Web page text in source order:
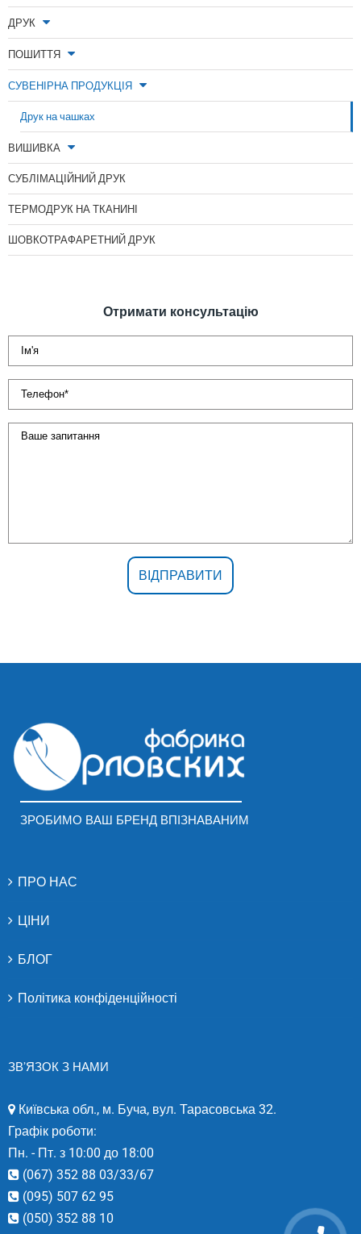
ДРУК
ПОШИТТЯ
СУВЕНІРНА ПРОДУКЦІЯ
Друк на чашках
ВИШИВКА
СУБЛІМАЦІЙНИЙ ДРУК
ТЕРМОДРУК НА ТКАНИНІ
ШОВКОТРАФАРЕТНИЙ ДРУК
Отримати консультацію
ЗРОБИМО ВАШ БРЕНД ВПІЗНАВАНИМ
ПРО НАС
ЦІНИ
БЛОГ
Політика конфіденційності
ЗВ’ЯЗОК З НАМИ
Київська обл., м. Буча, вул. Тарасовська 32.
Графік роботи:
Пн. - Пт. з 10:00 до 18:00
(067) 352 88 03/33/67
(095) 507 62 95
(050) 352 88 10